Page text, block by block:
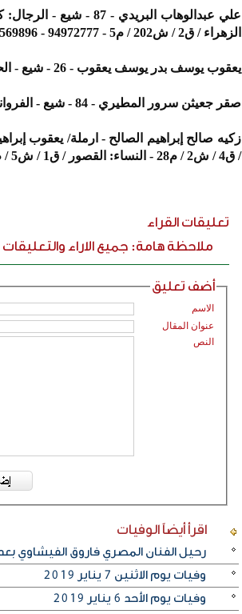
الزهراء / ق2 / ش202 / م5 - 94972777 - 66569896
يعقوب يوسف بدر يوسف يعقوب - 26 - شيع - الحسينية الاشكنانية / ميدان حولي - 66688878 - 55885936
صقر جعيثن سرور المطيري - 84 - شيع - الفروانية / ق2 / ش79 / م8 - 97111536
/ ق4 / ش2 / م28 - النساء: القصور / ق1 / ش5 / م23 - 99595891 - 60767555
تعليقات القراء
ملاحظة هامة: جميع الاراء
أضف تعليق
الاسم
عنوان المقال
النص
اقرأ أيضاًالوفيات
رحيل الفنان المصري فاروق الفيشاوي
وفيات يوم الاثنين 7 يناير 2019
وفيات يوم الأحد 6 يناير 2019